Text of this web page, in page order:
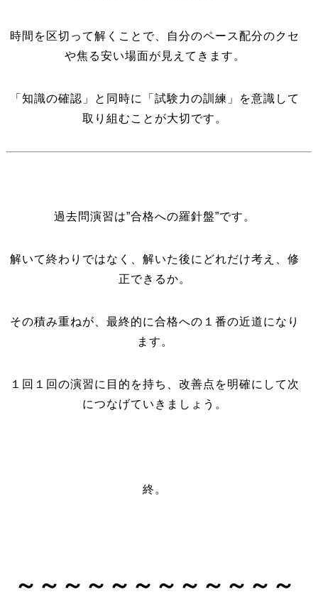
時間を区切って解くことで、自分のペース配分のクセ
や焦る安い場面が見えてきます。
「知識の確認」と同時に「試験力の訓練」を意識して
取り組むことが大切です。
過去問演習は”合格への羅針盤”です。
解いて終わりではなく、解いた後にどれだけ考え、修
正できるか。
その積み重ねが、最終的に合格への１番の近道になり
ます。
１回１回の演習に目的を持ち、改善点を明確にして次
につなげていきましょう。
終。
～～～～～～～～～～～～